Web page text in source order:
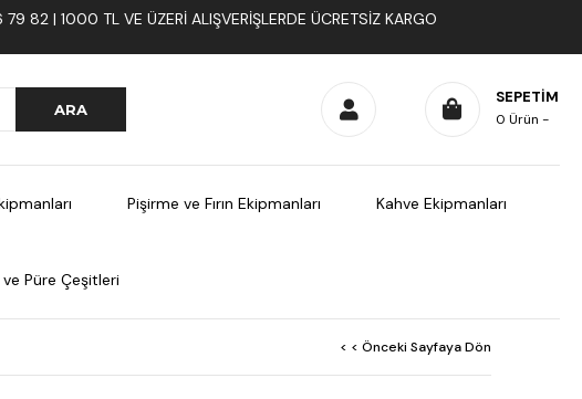
82 | 1000 TL VE ÜZERI ALIŞVERIŞLERDE ÜCRETSIZ KARGO
SEPETIM
0 Ürün
Pişirme ve Fırın Ekipmanları Kahve Ekipmanları
Püre Çeşitleri
< < Önceki Sayfaya Dön